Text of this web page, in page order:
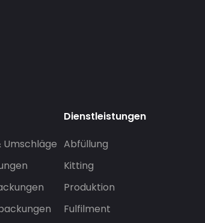
Dienstleistungen
Abfüllung
Kitting
Produktion
Fulfilment